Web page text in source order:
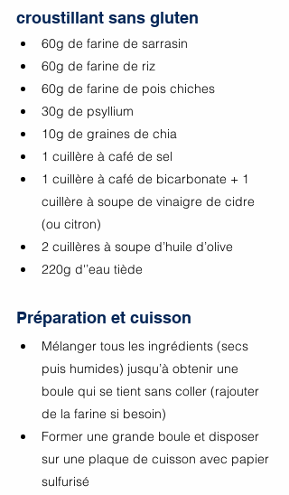
croustillant sans gluten
60g de farine de sarrasin
60g de farine de riz
60g de farine de pois chiches
30g de psyllium
10g de graines de chia
1 cuillère à café de sel
1 cuillère à café de bicarbonate + 1
cuillère à soupe de vinaigre de cidre
(ou citron)
2 cuillères à soupe d’huile d’olive
220g d'’eau tiède
Préparation et cuisson
Mélanger tous les ingrédients (secs
puis humides) jusqu’à obtenir une
boule qui se tient sans coller (rajouter
de la farine si besoin)
Former une grande boule et disposer
sur une plaque de cuisson avec papier
sulfurisé